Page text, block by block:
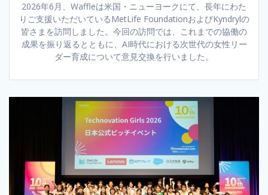
2026年6月、Waffleは米国・ニューヨークにて、長年にわた
りご支援いただいているMetLife FoundationおよびKyndrylの
皆さまを訪問しました。今回の訪問では、これまでの協働の
成果を振り返るとともに、AI時代における次世代の女性リー
ダー育成について意見交換を行いました。